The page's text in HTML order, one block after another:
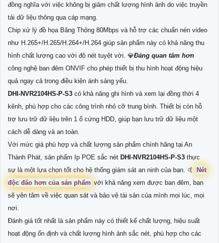
đồng nghĩa với việc không bị giảm chất lượng hình ảnh do việc truyền
tải dữ liệu thông qua cáp mạng.
Chip xử lý đồ họa Băng Thông 80Mbps và hỗ trợ các chuẩn nén video
như H.265+/H.265/H.264+/H.264 giúp sản phẩm này có khả năng thu
hình chất lượng cao với độ nét tuyệt vời. 💎Đáng quan tâm hơn
công nghệ ban đêm ONVIF cho phép thiết bị thu hình hoạt động hiệu
quả ngay cả trong điều kiện ánh sáng yếu.
DHI-NVR2104HS-P-S3 có khả năng ghi hình và xem lại đồng thời 4
kênh, phù hợp cho các công trình nhỏ cỡ trung bình. Thiết bị còn hỗ
trợ lưu trữ dữ liệu trên 1 ổ cứng HDD, giúp bạn lưu trữ dữ liệu một
cách dễ dàng và an toàn.
Với mức giá phù hợp và chất lượng sản phẩm chính hãng tại An
Thành Phát, sản phẩm Ip POE sắc nét DHI-NVR2104HS-P-S3 thực
sự là một lựa chọn tốt cho hệ thống giám sát an ninh của bạn. ️🤙
Nét
độc đáo hơn của sản phẩm với khả năng xem được ban đêm, bạn
sẽ yên tâm về việc quan sát và bảo vệ tài sản của mình mọi lúc, mọi
nơi.
Đánh giá tốt nhất là sản phẩm này có thiết kế chất lượng, hiệu suất
hoạt động ổn định và chất lượng hình ảnh sắc nét, phù hợp cho các